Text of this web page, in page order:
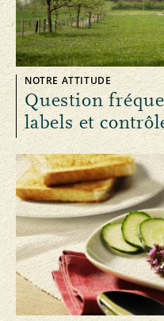
NOTRE ATTITUDE
Question
labels et